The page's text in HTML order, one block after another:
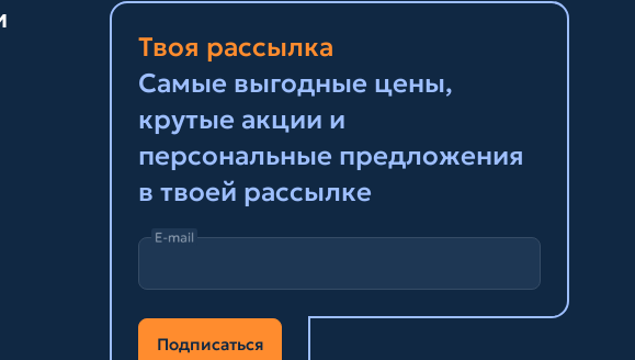
Твоя рассылка
Самые выгодные цены,
крутые акции и
персональные предложения
в твоей рассылке
E-mail
Подписаться